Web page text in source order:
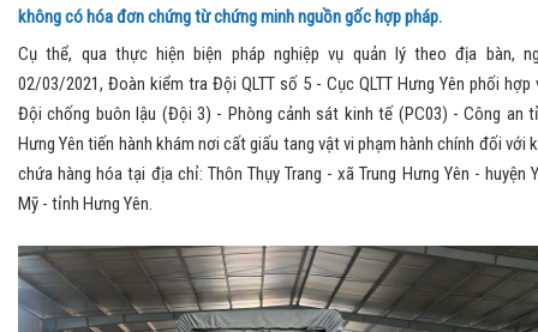
không có hóa đơn chứng từ chứng minh nguồn gốc hợp pháp.
Cụ thể, qua thực hiện biện pháp nghiệp vụ quản lý theo địa bàn,
02/03/2021, Đoàn kiểm tra Đội QLTT số 5 - Cục QLTT Hưng Yên phối hợp
Đội chống buôn lậu (Đội 3) - Phòng cảnh sát kinh tế (PC03) - Công an
Hưng Yên tiến hành khám nơi cất giấu tang vật vi phạm hành chính đối với
chứa hàng hóa tại địa chỉ: Thôn Thụy Trang - xã Trung Hưng Yên - huyện
Mỹ - tỉnh Hưng Yên.